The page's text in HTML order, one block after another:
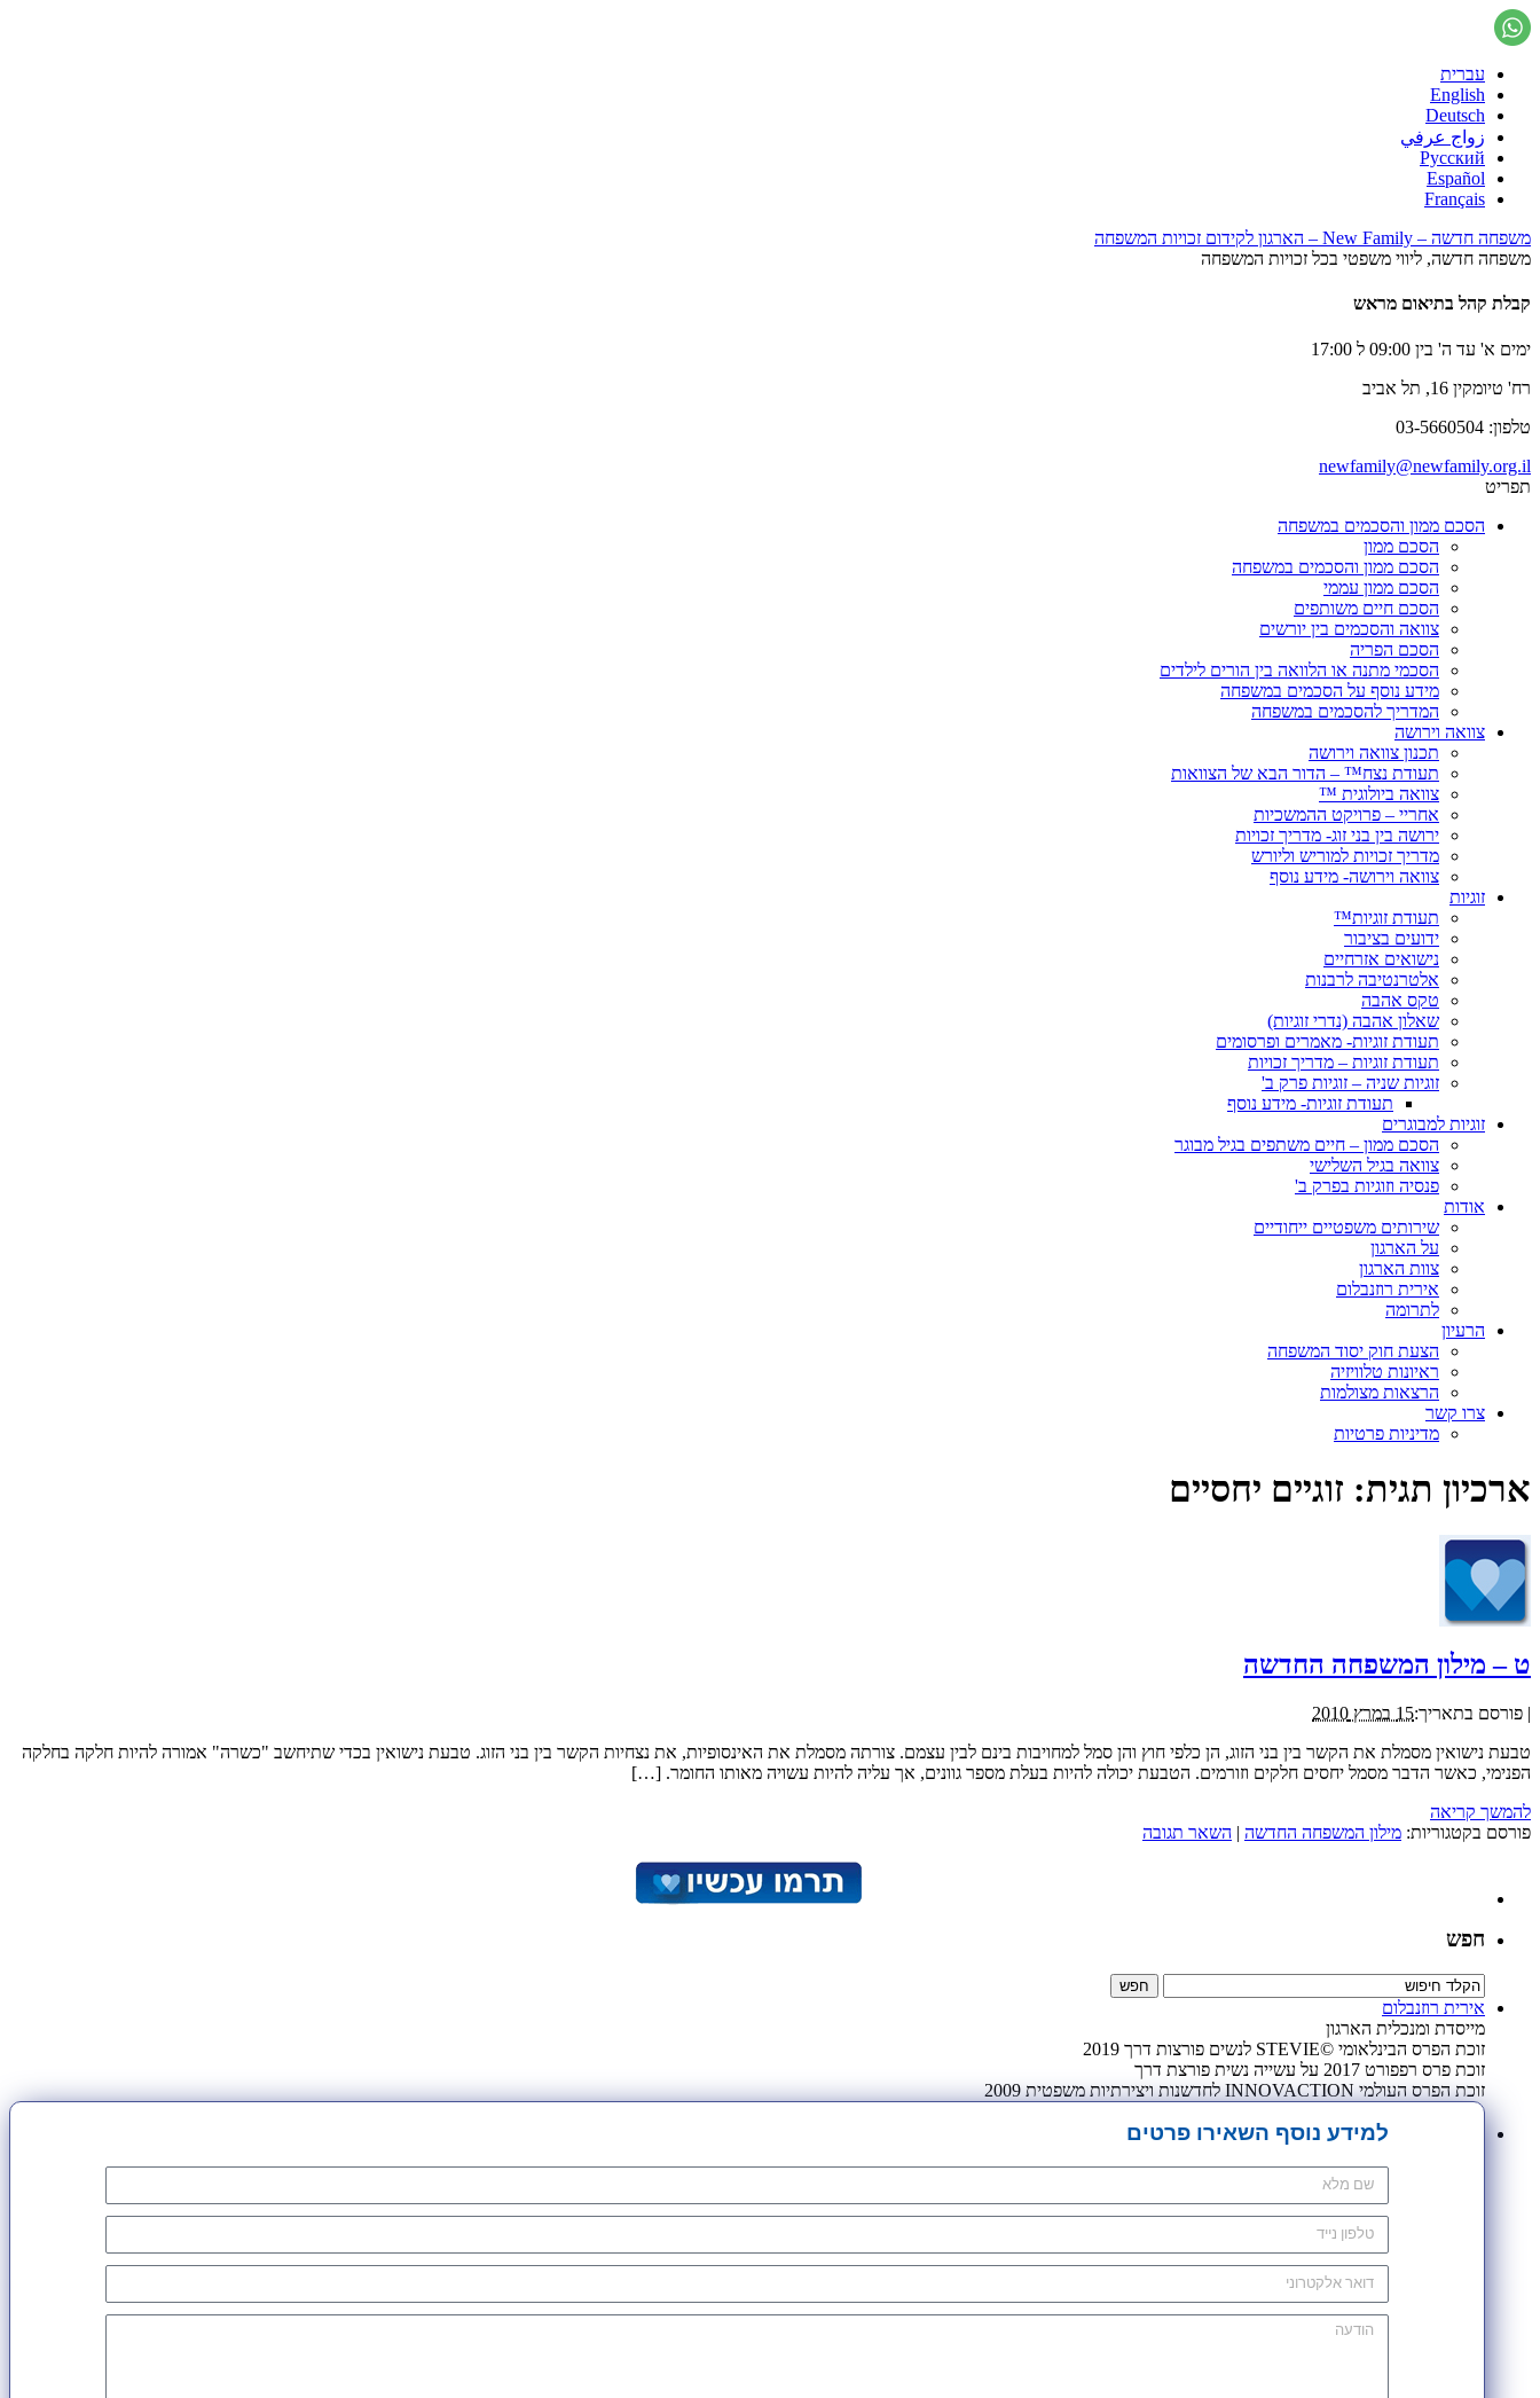
עברית
English
Deutsch
زواج عرفي
Русский
Español
Français
משפחה חדשה – New Family – הארגון לקידום זכויות המשפחה
משפחה חדשה, ליווי משפטי בכל זכויות המשפחה
קבלת קהל בתיאום מראש
ימים א' עד ה' בין 09:00 ל 17:00
רח' טיומקין 16, תל אביב
טלפון: 03-5660504
newfamily@newfamily.org.il
תפריט
הסכם ממון והסכמים במשפחה
הסכם ממון
הסכם ממון והסכמים במשפחה
הסכם ממון עממי
הסכם חיים משותפים
צוואה והסכמים בין יורשים
הסכם הפריה
הסכמי מתנה או הלוואה בין הורים לילדים
מידע נוסף על הסכמים במשפחה
המדריך להסכמים במשפחה
צוואה וירושה
תכנון צוואה וירושה
תעודת נצח™ – הדור הבא של הצוואות
צוואה ביולוגית ™
אחריי – פרויקט ההמשכיות
ירושה בין בני זוג- מדריך זכויות
מדריך זכויות למוריש וליורש
צוואה וירושה- מידע נוסף
זוגיות
תעודת זוגיות™
ידועים בציבור
נישואים אזרחיים
אלטרנטיבה לרבנות
טקס אהבה
שאלון אהבה (נדרי זוגיות)
תעודת זוגיות- מאמרים ופרסומים
תעודת זוגיות – מדריך זכויות
זוגיות שניה – זוגיות פרק ב'
תעודת זוגיות- מידע נוסף
זוגיות למבוגרים
הסכם ממון – חיים משתפים בגיל מבוגר
צוואה בגיל השלישי
פנסיה וזוגיות בפרק ב'
אודות
שירותים משפטיים ייחודיים
על הארגון
צוות הארגון
אירית רוזנבלום
לתרומה
הרעיון
הצעת חוק יסוד המשפחה
ראיונות טלוויזיה
הרצאות מצולמות
צרו קשר
מדיניות פרטיות
ארכיון תגית: זוגיים יחסיים
ט – מילון המשפחה החדשה
| פורסם בתאריך:15 במרץ 2010
טבעת נישואין מסמלת את הקשר בין בני הזוג, הן כלפי חוץ והן סמל למחויבות בינם לבין עצמם. צורתה מסמלת את האינסופיות, את נצחיות הקשר בין בני הזוג. טבעת נישואין בכדי שתיחשב "כשרה" אמורה להיות חלקה בחלקה
הפנימי, כאשר הדבר מסמל יחסים חלקים וזורמים. הטבעת יכולה להיות בעלת מספר גוונים, אך עליה להיות עשויה מאותו החומר. […]
להמשך קריאה
פורסם בקטגוריות: מילון המשפחה החדשה | השאר תגובה
חפש
אירית רוזנבלום
מייסדת ומנכלית הארגון
זוכת הפרס הבינלאומי ©STEVIE לנשים פורצות דרך 2019
זוכת פרס רפפורט 2017 על עשייה נשית פורצת דרך
זוכת הפרס העולמי INNOVACTION לחדשנות ויצירתיות משפטית 2009
למידע נוסף השאירו פרטים